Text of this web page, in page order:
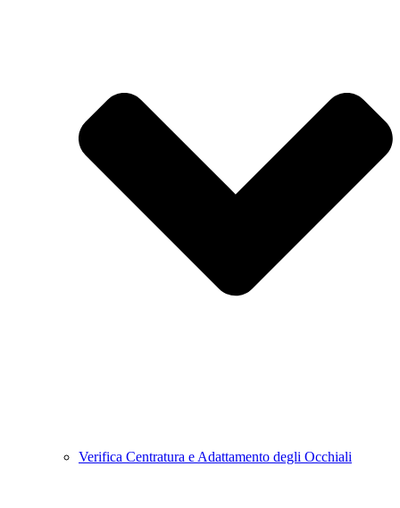
Verifica Centratura e Adattamento degli Occhiali